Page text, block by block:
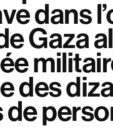
dans
Gaza
des
de